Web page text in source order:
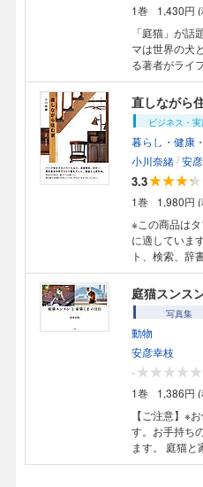
ても、大人の
思います。（
1巻
1,430円
「庭猫」が
マは世界の犬と猫です。 仕事やプライベー
る著者がライ
本書では、膨
犬と猫の姿を
ること間違い
直しながら
ビジネス・実
暮らし・健康
小川奈緒/安
3.3
1巻
1,980円
※この商品は
に適していま
ト、検索、辞書
リノベーショ
由としあわせ。 郊外の築古物件を、2度に渡ってリノベーション。ペイン
トや棚の設置
ど、家づくり
てもったいな
家づくりのか
ロの手を借
のこと、こだ
ションの実用
やインテリア
の一冊！ 著者：小川奈緒 小川奈緒：1972年生まれ、千葉県出身。早稲田
大学第一文学
庭猫スンス
写真集
動物
安彦幸枝
-
1巻
1,386円
【ご注意】※
す。お手持ち
ます。 庭猫と家猫、その幸せと命を見つめる写真集。 ある日庭にやって
きたボロボロ